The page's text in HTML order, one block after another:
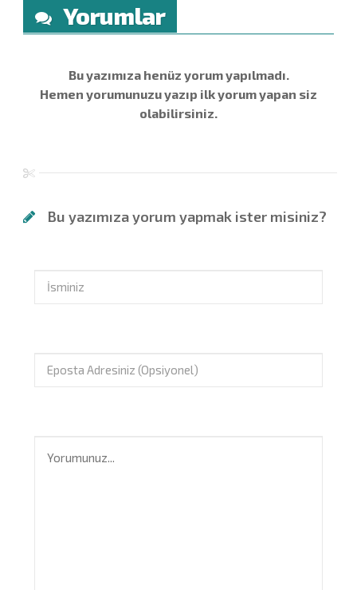
Yorumlar
Bu yazımıza henüz yorum yapılmadı.
Hemen yorumunuzu yazıp ilk yorum yapan siz
olabilirsiniz.
Bu yazımıza yorum yapmak ister misiniz?